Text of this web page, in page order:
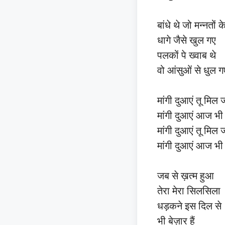
बांधे थे जो मन्नतों
धागे जैसे खुल गए
पलकों पे ख्वाब थे
वो आंसुओं से धुल
मांगी दुआएं तू मिल
मांगी दुआएं आज भी
मांगी दुआएं तू मिल
मांगी दुआएं आज भी
जब से ख़त्म हुआ
तेरा मेरा सिलसिला
धड़कने इस दिल से
भी बेज़ार हैं